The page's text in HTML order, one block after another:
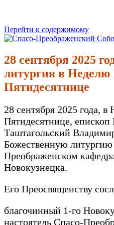
Перейти к содержимому
Спасо-Преображенский Собор
Спасо-Преображенский
28 сентября 2025
литургия в Неделю
Пятидесятнице
28 сентября 2025 года,
Пятидесятнице,
Таштагольский
Божественную
Преображенском
Новокузнецка.
Его Преосвященству
благочинный 1-го
настоятель Спасо-